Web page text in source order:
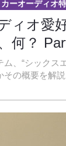
ィオ愛
何？
ム、“シックス
その概要を解
カーオーディオ